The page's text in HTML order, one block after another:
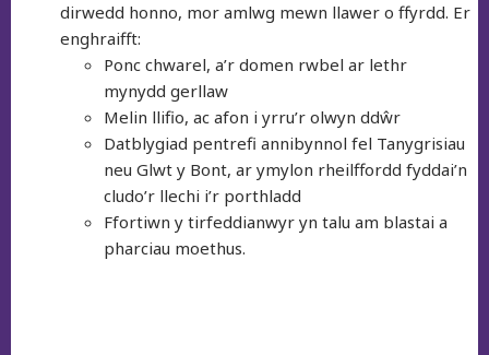
dirwedd honno, mor amlwg mewn llawer o ffyrdd. Er
enghraifft:
Ponc chwarel, a’r domen rwbel ar lethr
mynydd gerllaw
Melin llifio, ac afon i yrru’r olwyn ddŵr
Datblygiad pentrefi annibynnol fel Tanygrisiau
neu Glwt y Bont, ar ymylon rheilffordd fyddai’n
cludo’r llechi i’r porthladd
Ffortiwn y tirfeddianwyr yn talu am blastai a
pharciau moethus.